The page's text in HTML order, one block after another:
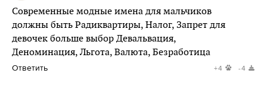
Современные модные имена для мальчиков
должны быть Радиквартиры, Налог, Запрет для
девочек больше выбор Девальвация,
Деноминация, Льгота, Валюта, Безработица
Ответить +4 -4